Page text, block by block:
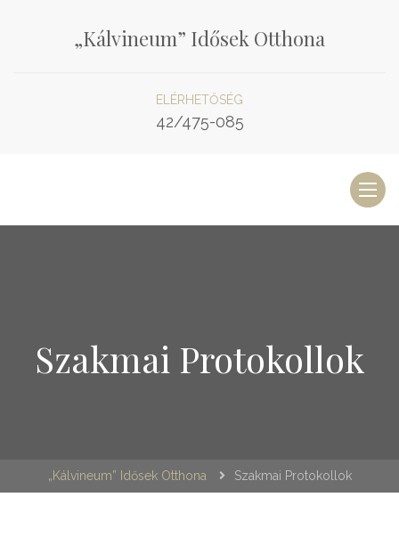
„Kálvineum” Idősek Otthona
ELÉRHETŐSÉG
42/475-085
Szakmai Protokollok
„Kálvineum” Idősek Otthona Szakmai Protokollok